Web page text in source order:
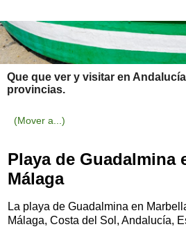
Que que ver y visitar en
provincias.
Playa de Guadalmina
Málaga
La playa de Guadalmina en
Málaga, Costa del Sol, Andalucía,